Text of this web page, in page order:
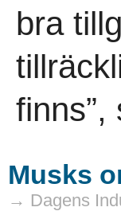
bra
Musks
→ Dagens